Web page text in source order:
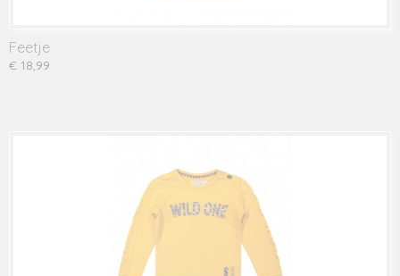
Feetje
€ 18,99